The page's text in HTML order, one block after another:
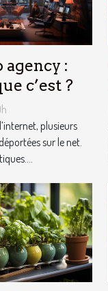
:
c’est ?
plusieurs
sur le net.